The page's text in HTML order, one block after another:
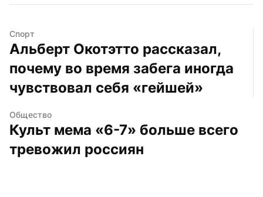
Спорт
Альберт Окотэтто рассказал,
почему во время забега иногда
чувствовал себя «гейшей»
Общество
Культ мема «6-7» больше всего
тревожил россиян